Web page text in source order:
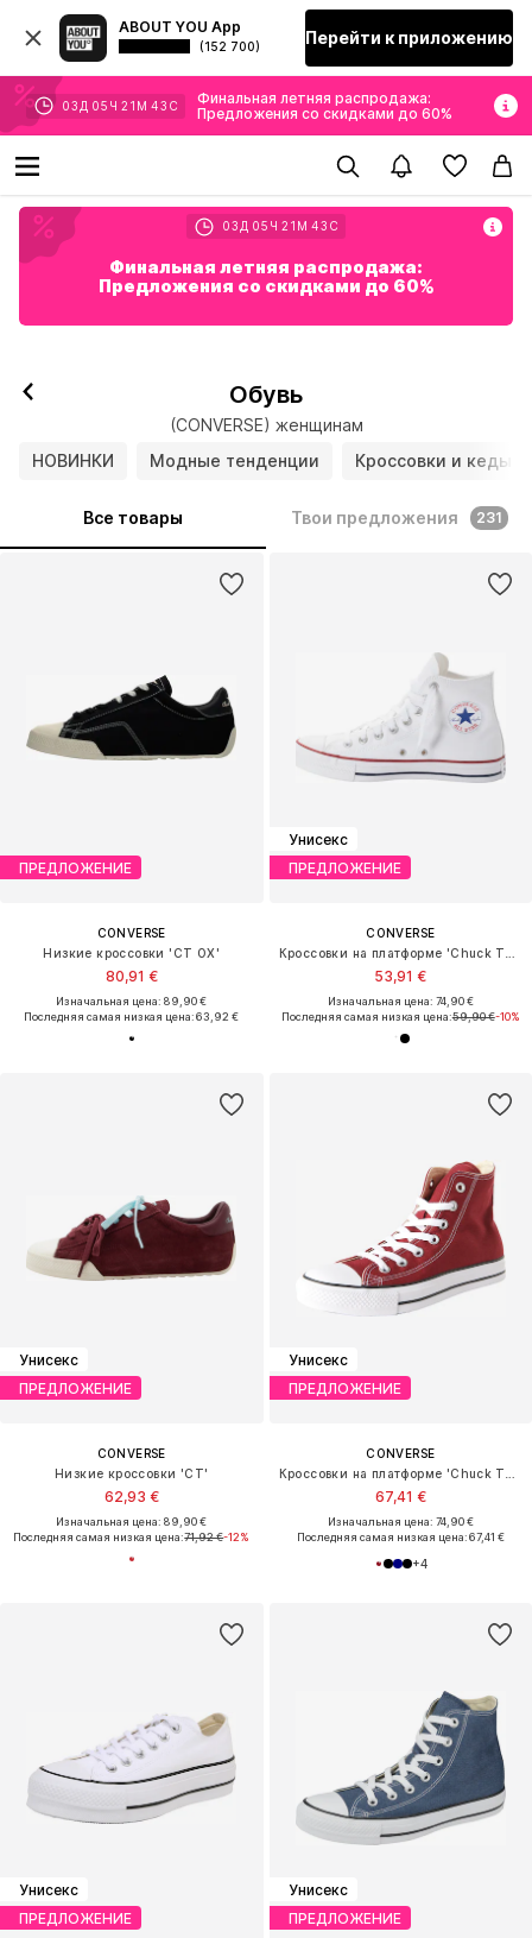
ABOUT YOU App
(152 700) Перейти к приложению
03 Д 05 Ч 21 М 41 С
Финальная летняя распродажа:
Предложения со скидками до 60%
03 Д 05 Ч 21 М 41 С
Финальная летняя распродажа:
Предложения со скидками до 60%
Обувь
(CONVERSE) женщинам
НОВИНКИ
Модные тенденции Кроссовки и кеды
Все товары Твои предложения 231
ПРЕДЛОЖЕНИЕ
CONVERSE
Низкие кроссовки 'CT OX'
80,91 €
Изначальная цена: 89,90 €
Последняя самая низкая цена:63,92 €
Унисекс
ПРЕДЛОЖЕНИЕ
CONVERSE
53,91 €
Изначальная цена: 74,90 €
Последняя самая низкая цена:59,90 €-10%
Унисекс
ПРЕДЛОЖЕНИЕ
CONVERSE
Низкие кроссовки 'CT'
62,93 €
Изначальная цена: 89,90 €
Последняя самая низкая цена:71,92 €-12%
Унисекс
ПРЕДЛОЖЕНИЕ
CONVERSE
67,41 €
Изначальная цена: 74,90 €
Последняя самая низкая цена:67,41 €
+4
Унисекс
ПРЕДЛОЖЕНИЕ
Унисекс
ПРЕДЛОЖЕНИЕ